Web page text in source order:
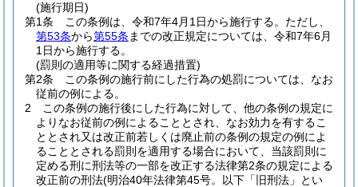
(施行期日)
第1条
この条例は、令和7年4月1日から施行する。 ただし、
第53条から第55条 までの改正規定については、令和7年6月
1日から施行する。
(罰則の適用等に関する経過措置)
第2条
この条例の施行前にした行為の処罰については、なお
従前の例による。
2
この条例の施行後にした行為に対して、他の条例の規定に
よりなお従前の例によることとされ、なお効力を有するこ
ととされ又は改正前若しくは廃止前の条例の規定の例によ
ることとされる罰則を適用する場合において、当該罰則に
定める刑に刑法等の一部を改正する法律第2条の規定による
改正前の刑法(明治40年法律第45号。以下「旧刑法」とい